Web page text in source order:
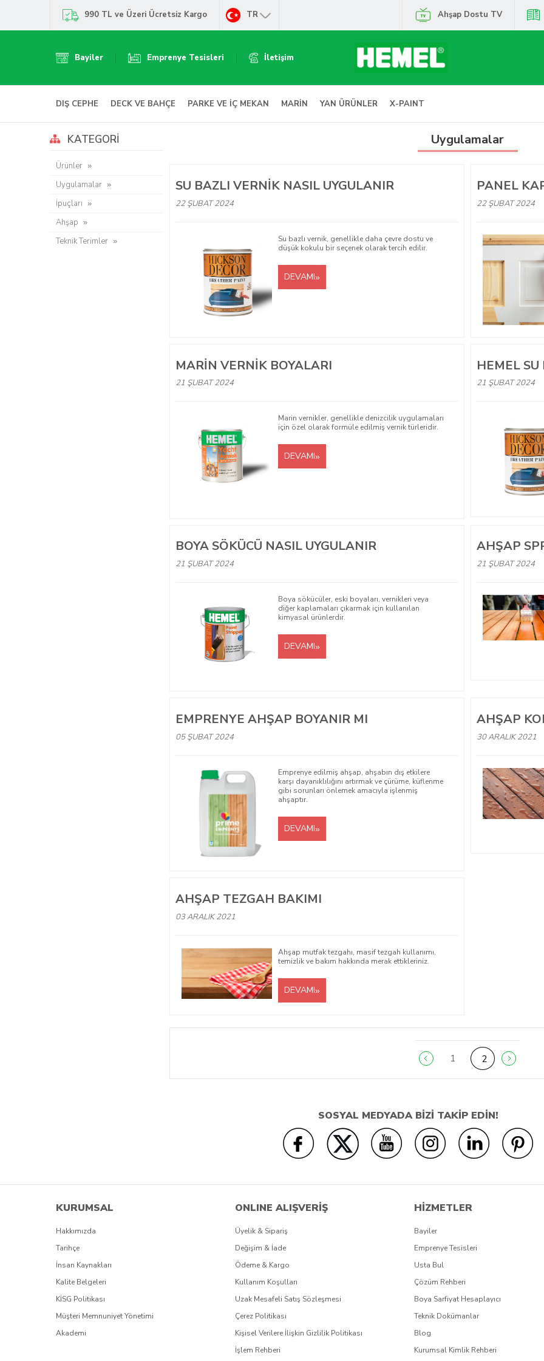
990 TL ve Üzeri Ücretsiz Kargo TR Ahşap Dostu TV
Bayiler Emprenye Tesisleri İletişim
DIŞ CEPHE DECK VE BAHÇE PARKE VE İÇ MEKAN MARİN YAN ÜRÜNLER X-PAINT
KATEGORI
Ürünler
Uygulamalar
İpuçları
Ahşap
Teknik Terimler
Uygulamalar
SU BAZLI VERNIK NASIL UYGULANIR
22 ŞUBAT 2024
Su bazlı vernik, genellikle daha çevre dostu ve
düşük kokulu bir seçenek olarak tercih edilir.
DEVAMI
PANEL
22 ŞUBAT 2024
MARIN VERNIK BOYALARI
21 ŞUBAT 2024
Marin vernikler, genellikle denizcilik uygulamaları
için özel olarak formüle edilmiş vernik türleridir.
DEVAMI
HEMEL
21 ŞUBAT 2024
BOYA SÖKÜCÜ NASIL UYGULANIR
21 ŞUBAT 2024
Boya sökücüler, eski boyaları, vernikleri veya
diğer kaplamaları çıkarmak için kullanılan
kimyasal ürünlerdir.
DEVAMI
AHŞAP
21 ŞUBAT 2024
EMPRENYE AHŞAP BOYANIR MI
05 ŞUBAT 2024
Emprenye edilmiş ahşap, ahşabın dış etkilere
karşı dayanıklılığını artırmak ve çürüme, küflenme
gibi sorunları önlemek amacıyla işlenmiş
ahşaptır.
DEVAMI
AHŞAP
30 ARALIK 2021
AHŞAP TEZGAH BAKIMI
03 ARALIK 2021
Ahşap mutfak tezgahı, masif tezgah kullanımı,
temizlik ve bakım hakkında merak ettikleriniz.
DEVAMI
1 2
SOSYAL MEDYADA BİZİ TAKİP EDİN!
KURUMSAL
Hakkımızda
Tarihçe
İnsan Kaynakları
Kalite Belgeleri
KİSG Politikası
Müşteri Memnuniyet Yönetimi
Akademi
ONLINE ALIŞVERİŞ
Üyelik & Sipariş
Değişim & İade
Ödeme & Kargo
Kullanım Koşulları
Uzak Mesafeli Satış Sözleşmesi
Çerez Politikası
Kişisel Verilere İlişkin Gizlilik Politikası
İşlem Rehberi
HİZMETLER
Bayiler
Emprenye Tesisleri
Usta Bul
Çözüm Rehberi
Boya Sarfiyat Hesaplayıcı
Teknik Dokümanlar
Blog
Kurumsal Kimlik Rehberi